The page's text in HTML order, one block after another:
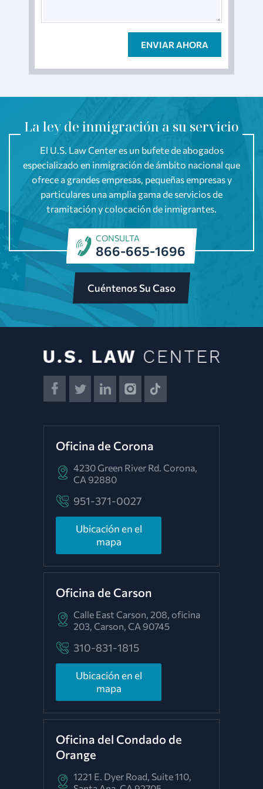
La ley de inmigración a su servicio
El U.S. Law Center es un bufete de abogados
especializado en inmigración de ámbito nacional que
ofrece a grandes empresas, pequeñas empresas y
particulares una amplia gama de servicios de
tramitación y colocación de inmigrantes.
CONSULTA
866-665-1696
Cuéntenos Su Caso
Oficina de Corona
4230 Green River Rd. Corona,
CA 92880
951-371-0027
Ubicación en el
mapa
Oficina de Carson
Calle East Carson, 208, oficina
203, Carson, CA 90745
310-831-1815
Ubicación en el
mapa
Oficina del Condado de
Orange
1221 E. Dyer Road, Suite 110,